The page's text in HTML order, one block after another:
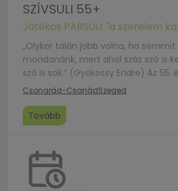
SZÍVSULI 55+
Játékos PÁRSULI: "a szerelem
„Olykor talán jobb volna, ha semmit
mondanánk, mert ahol száz szó is
szó is sok.” (Gyökössy Endre) Az 55.
betöltött házaspárokat hívjuk egy
feleleveníthetik kedves emlékeiket
megismerésével saját
szeretnénk alkalmat […]
Csongrád-CsanádSzeged
Tovább